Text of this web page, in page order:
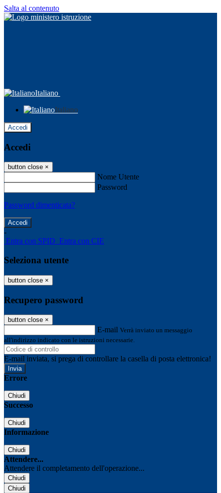
Salta al contenuto
Italiano
Italiano
Accedi
Accedi
button close ×
Nome Utente
Password
Password dimenticata?
-
Entra con SPID Entra con CIE
Seleziona utente
button close ×
Recupero password
button close ×
E-mail Verrà inviato un messaggio
all'indirizzo indicato con le istruzioni necessarie.
E-mail inviata, si prega di controllare la casella di posta elettronica!
Errore
Chiudi
Successo
Chiudi
Informazione
Chiudi
Attendere...
Attendere il completamento dell'operazione...
Chiudi
Chiudi